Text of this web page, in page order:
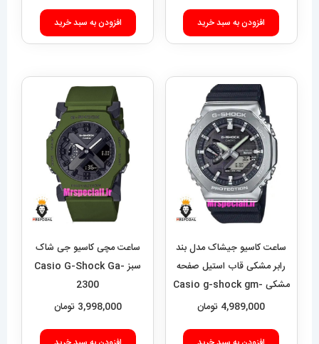
افزودن به سبد خرید افزودن به سبد خرید
ساعت کاسیو جیشاک مدل بند
رابر مشکی قاب استیل صفحه
مشکی Casio g-shock gm-
2100 021462
4,989,000 تومان
ساعت مچی کاسیو جی شاک
سبز Casio G-Shock Ga-
2300
3,998,000 تومان